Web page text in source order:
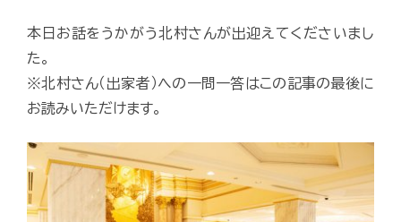
本日お話をうかがう北村さんが出迎えてくださいまし
た。
※北村さん（出家者）への一問一答はこの記事の最後に
お読みいただけます。